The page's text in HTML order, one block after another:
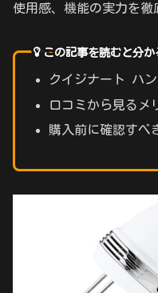
使用感、機能の実力を徹
この記事を読むと分か
クイジナート ハ
口コミから見るメ
購入前に確認すべ